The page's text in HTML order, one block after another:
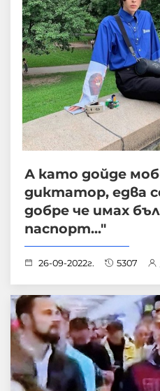
А като дойде
диктатор, едва
добре че имах
паспорт..."
26-09-2022г. 5307